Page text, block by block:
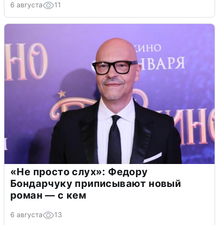
6 августа 11
«Не просто слух»: Федору
Бондарчуку приписывают новый
роман — с кем
6 августа 13